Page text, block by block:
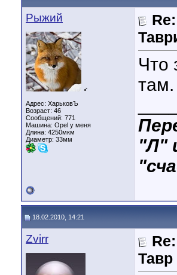
Рыжий
♂
Адрес: ХарьковЪ
Возраст: 46
Сообщений: 771
Машина: Opel у меня
Длина: 4250мкм
Диаметр: 33мм
Что
там.
"Л"
18.02.2010, 14:21
Zvirr
Тавр